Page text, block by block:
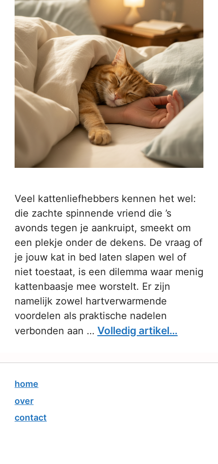
Veel kattenliefhebbers kennen het wel:
die zachte spinnende vriend die ’s
avonds tegen je aankruipt, smeekt om
een plekje onder de dekens. De vraag of
je jouw kat in bed laten slapen wel of
niet toestaat, is een dilemma waar menig
kattenbaasje mee worstelt. Er zijn
namelijk zowel hartverwarmende
voordelen als praktische nadelen
verbonden aan … Volledig artikel…
home
over
contact